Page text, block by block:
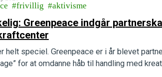
frivillig aktivisme
Greenpeace indgår
helt speciel. Greenpeace er i år blevet
for at omdanne håb til handling med